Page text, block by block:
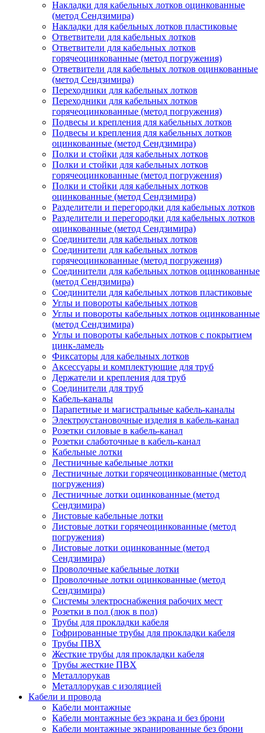
Накладки для кабельных лотков оцинкованные
(метод Сендзимира)
Накладки для кабельных лотков пластиковые
Ответвители для кабельных лотков
Ответвители для кабельных лотков
горячеоцинкованные (метод погружения)
Ответвители для кабельных лотков оцинкованные
(метод Сендзимира)
Переходники для кабельных лотков
Переходники для кабельных лотков
горячеоцинкованные (метод погружения)
Подвесы и крепления для кабельных лотков
Подвесы и крепления для кабельных лотков
оцинкованные (метод Сендзимира)
Полки и стойки для кабельных лотков
Полки и стойки для кабельных лотков
горячеоцинкованные (метод погружения)
Полки и стойки для кабельных лотков
оцинкованные (метод Сендзимира)
Разделители и перегородки для кабельных лотков
Разделители и перегородки для кабельных лотков
оцинкованные (метод Сендзимира)
Соединители для кабельных лотков
Соединители для кабельных лотков
горячеоцинкованные (метод погружения)
Соединители для кабельных лотков оцинкованные
(метод Сендзимира)
Соединители для кабельных лотков пластиковые
Углы и повороты кабельных лотков
Углы и повороты кабельных лотков оцинкованные
(метод Сендзимира)
Углы и повороты кабельных лотков с покрытием
цинк-ламель
Фиксаторы для кабельных лотков
Аксессуары и комплектующие для труб
Держатели и крепления для труб
Соединители для труб
Кабель-каналы
Парапетные и магистральные кабель-каналы
Электроустановочные изделия в кабель-канал
Розетки силовые в кабель-канал
Розетки слаботочные в кабель-канал
Кабельные лотки
Лестничные кабельные лотки
Лестничные лотки горячеоцинкованные (метод
погружения)
Лестничные лотки оцинкованные (метод
Сендзимира)
Листовые кабельные лотки
Листовые лотки горячеоцинкованные (метод
погружения)
Листовые лотки оцинкованные (метод
Сендзимира)
Проволочные кабельные лотки
Проволочные лотки оцинкованные (метод
Сендзимира)
Системы электроснабжения рабочих мест
Розетки в пол (люк в пол)
Трубы для прокладки кабеля
Гофрированные трубы для прокладки кабеля
Трубы ПВХ
Жесткие трубы для прокладки кабеля
Трубы жесткие ПВХ
Металлорукав
Металлорукав с изоляцией
Кабели и провода
Кабели монтажные
Кабели монтажные без экрана и без брони
Кабели монтажные экранированные без брони